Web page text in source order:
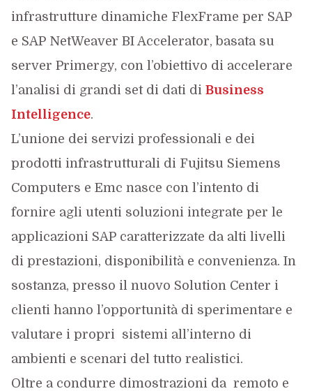
infrastrutture dinamiche FlexFrame per SAP
e SAP NetWeaver BI Accelerator, basata su
server Primergy, con l’obiettivo di accelerare
l’analisi di grandi set di dati di Business
Intelligence.
L’unione dei servizi professionali e dei
prodotti infrastrutturali di Fujitsu Siemens
Computers e Emc nasce con l’intento di
fornire agli utenti soluzioni integrate per le
applicazioni SAP caratterizzate da alti livelli
di prestazioni, disponibilità e convenienza. In
sostanza, presso il nuovo Solution Center i
clienti hanno l’opportunità di sperimentare e
valutare i propri sistemi all’interno di
ambienti e scenari del tutto realistici.
Oltre a condurre dimostrazioni da remoto e